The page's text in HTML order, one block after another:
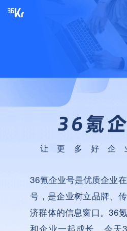
让更多好企
36氪企业号是优质企业
号，是企业树立品牌、
济群体的信息窗口。36
和企业一起成长，今天